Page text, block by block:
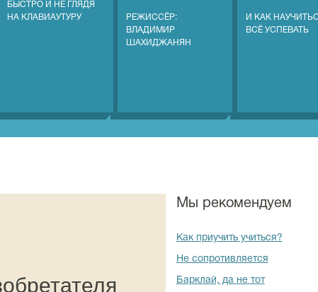
БЫСТРО И НЕ ГЛЯДЯ
НА КЛАВИАУТУРУ
РЕЖИССЁР:
ВЛАДИМИР
ШАХИДЖАНЯН
И КАК
ВСЁ УСПЕВАТЬ
Мы рекомендуем
Как приучить учиться?
Не сопротивляется
Барклай, да не тот